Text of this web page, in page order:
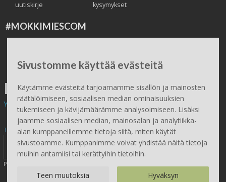
Sivustomme käyttää evästeitä
Käytämme evästeitä tarjoamamme sisällön ja mainosten
räätälöimiseen, sosiaalisen median ominaisuuksien
tukemiseen ja kävijämäärämme analysoimiseen. Lisäksi
jaamme sosiaalisen median, mainosalan ja analytiikka-
alan kumppaneillemme tietoja siitä, miten käytät
sivustoamme. Kumppanimme voivat yhdistää näitä tietoja
muihin antamiisi tai kerättyihin tietoihin.
Teen muutoksia Hyväksyn
uutiskirje
kysymykset
#MOKKIMIESCOM
Peruuta tilaus
ILMAINEN TOIMITUS
Yli 100 € tilauksiin.
Tilaa Mökkimies.comin uutiskirje tästä
Painamalla lähetä, hyväksyt henkilötietojen tallentamisen (